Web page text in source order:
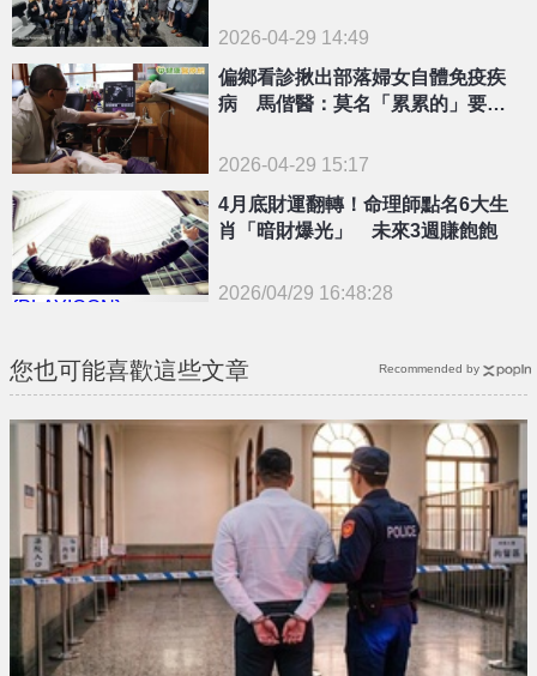
2026-04-29 14:49
偏鄉看診揪出部落婦女自體免疫疾
病 馬偕醫：莫名「累累的」要留
2026-04-29 15:17
{PLAYICON}
4月底財運翻轉！命理師點名6大生
肖「暗財爆光」 未來3週賺飽飽
2026/04/29 16:48:28
您也可能喜歡這些文章 Recommended by